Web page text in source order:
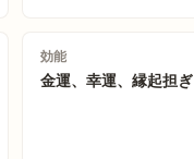
効能
金運、幸運、縁起担ぎ